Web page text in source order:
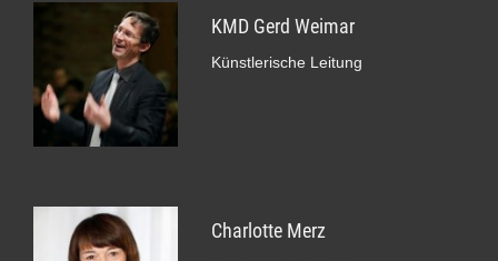
KMD Gerd Weimar
Künstlerische Leitung
Charlotte Merz